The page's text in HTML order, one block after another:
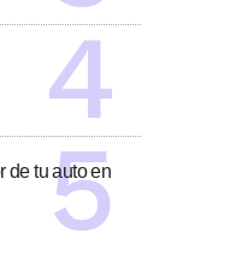
de tu auto en